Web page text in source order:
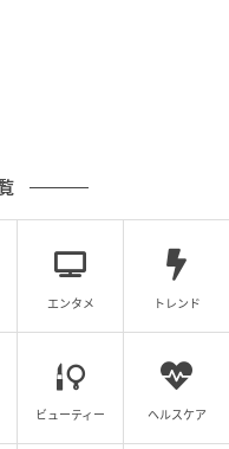
の小さな手間が想像
。
時間帯は、数分のロ
きます。購入前に
だけで安心せず、実際
エンタメ トレンド
ビューティー ヘルスケア